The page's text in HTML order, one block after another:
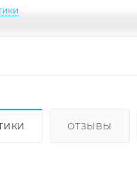
ОТЗЫВЫ